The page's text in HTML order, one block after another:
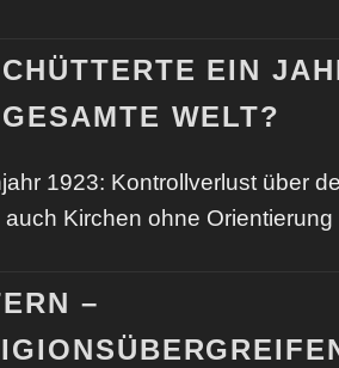
EIN
WELT?
1923: Kontrollverlust über
auch Kirchen ohne Orientierung
–